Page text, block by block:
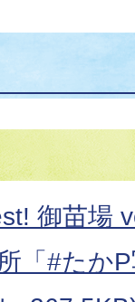
御苗場
「#たか